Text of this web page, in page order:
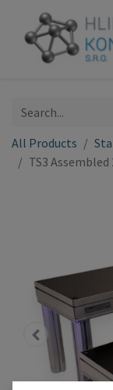
All Products
TS3